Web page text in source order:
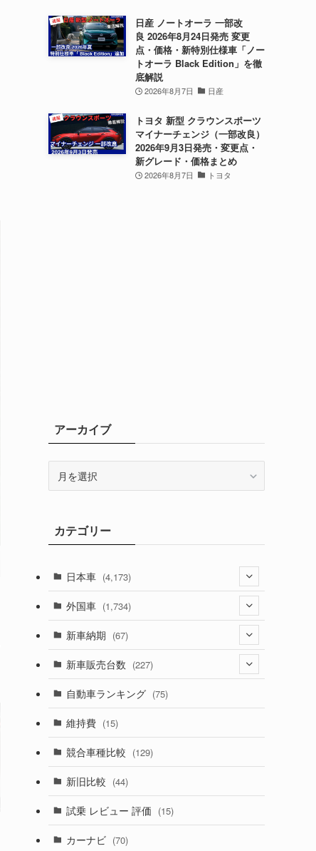
日産 ノートオーラ 一部改
良 2026年8月24日発売 変更
点・価格・新特別仕様車「ノー
トオーラ Black Edition」を徹
底解説
2026年8月7日 日産
トヨタ 新型 クラウンスポーツ
マイナーチェンジ（一部改良）
2026年9月3日発売・変更点・
新グレード・価格まとめ
2026年8月7日 トヨタ
アーカイブ
ブカテゴリー
日本車 (4,173)
(1,321)
(329)
(526)
(357)
(328)
(194)
(230)
(253)
外国車 (1,734)
(188)
(242)
(85)
(84)
(14)
(222)
新車納期 (67)
(28)
(8)
(3)
(3)
(5)
新車販売台数 (227)
(21)
(5)
(7)
自動車ランキング (75)
維持費 (15)
競合車種比較 (129)
新旧比較 (44)
試乗 レビュー 評価 (15)
カーナビ (70)